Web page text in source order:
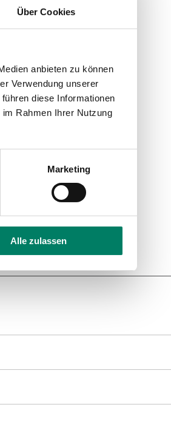
Über Cookies
anbieten zu können
Verwendung unserer
diese Informationen
Rahmen Ihrer Nutzung
Marketing
Alle zulassen